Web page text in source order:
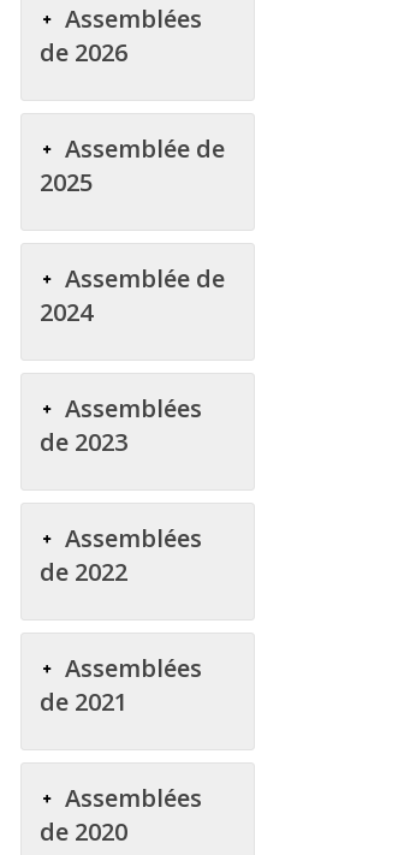
Assemblées
de 2026
Assemblée de
2025
Assemblée de
2024
Assemblées
de 2023
Assemblées
de 2022
Assemblées
de 2021
Assemblées
de 2020